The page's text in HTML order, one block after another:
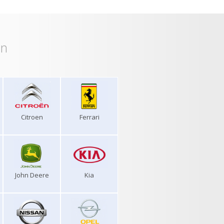
Citroen Ferrari
John Deere Kia